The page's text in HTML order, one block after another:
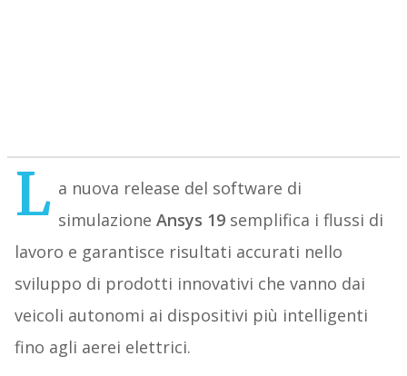
L a nuova release del software di
simulazione Ansys 19semplifica i flussi di
lavoro e garantisce risultati accurati nello
sviluppo di prodotti innovativi che vanno dai
veicoli autonomi ai dispositivi più intelligenti
fino agli aerei elettrici.